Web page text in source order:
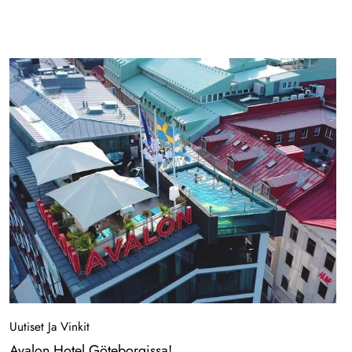
yhteistyön tarjoamalla yhden Ruotsin parhaista sisämaan
rinteistä, johon kuuluu ravintola, hotelli ja kokouspalvelut. Varaa
golfpaketti heinäkuussa, niin tarjoamme sinulle ylimääräisen 9-
reikäisen kierroksen! Tarjous on varattavissa vain verkossa Sand
Golf Clubin verkkosivujen kautta 31.3. asti heinäkuuta 2024,
eikä sitä voi yhdistää muihin tarjouksiin tai alennuksiin. Maksu
suoritetaan suoraan varauksen yhteydessä, mutta varauksen voi
peruuttaa viimeistään 30 päivää ennen saapumista. Varaa linkin
kautta koodilla Juli24"
Uutiset Ja Vinkit